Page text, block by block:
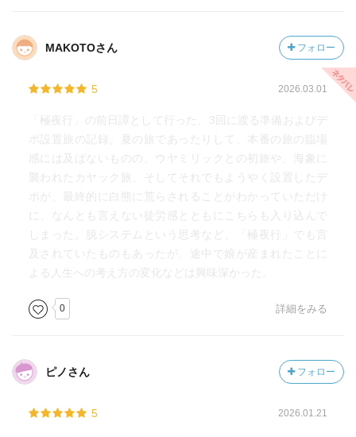
MAKOTOさん フォロー
5 2026.03.01
「極夜行」の前日譚として行った、3回に渡る準備およびデ
ポ設置旅の記録。夏の旅であったりして、本番の旅の臨場
感には及ばないものの、ウヤミリックとの初旅や、海象に
襲われたカヤック旅、そしてそれでもようやく設置したデ
ポが、最終的に白熊に荒らされることがわかっていただけ
に、なんとも言えない徒労感とともにこちらも入り込んで
しまった。脱システムという思考など、「極夜行」でも言
及されていたものもあったが、途中で娘が産まれたことに
よる人生への考え方の変化などは興味深かった。
0 詳細をみる
ピノさん フォロー
5 2026.01.21